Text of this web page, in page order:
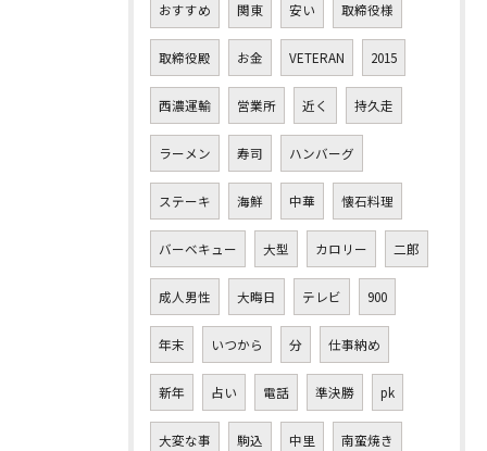
おすすめ 関東 安い 取締役様
取締役殿 お金 VETERAN 2015
西濃運輸 営業所 近く 持久走
ラーメン 寿司 ハンバーグ
ステーキ 海鮮 中華 懐石料理
バーベキュー 大型 カロリー 二郎
成人男性 大晦日 テレビ 900
年末 いつから 分 仕事納め
新年 占い 電話 準決勝 pk
大変な事 駒込 中里 南蛮焼き